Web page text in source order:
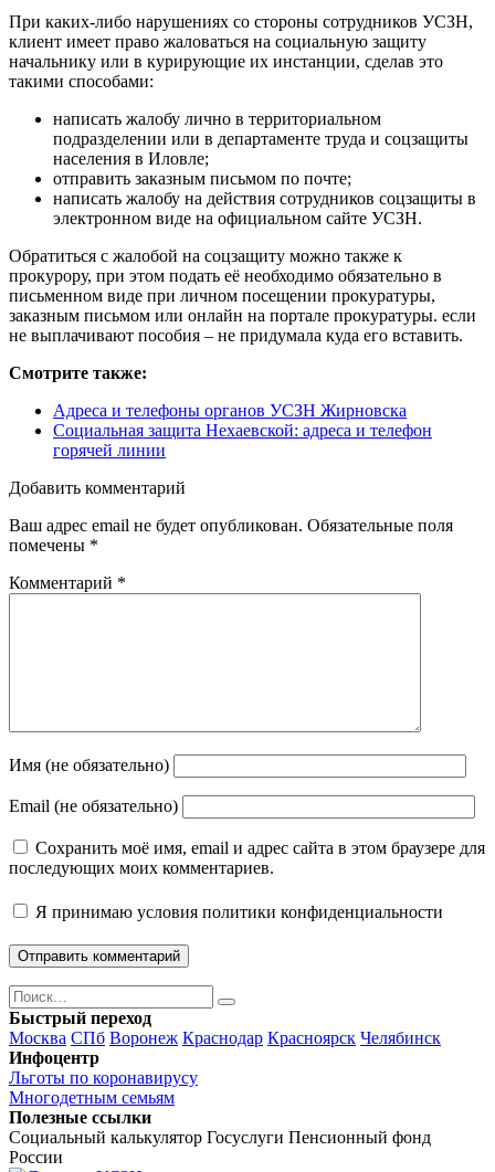
При каких-либо нарушениях со стороны сотрудников УСЗН,
клиент имеет право жаловаться на социальную защиту
начальнику или в курирующие их инстанции, сделав это
такими способами:
написать жалобу лично в территориальном
подразделении или в департаменте труда и соцзащиты
населения в Иловле;
отправить заказным письмом по почте;
написать жалобу на действия сотрудников соцзащиты в
электронном виде на официальном сайте УСЗН.
Обратиться с жалобой на соцзащиту можно также к
прокурору, при этом подать её необходимо обязательно в
письменном виде при личном посещении прокуратуры,
заказным письмом или онлайн на портале прокуратуры. если
не выплачивают пособия – не придумала куда его вставить.
Смотрите также:
Адреса и телефоны органов УСЗН Жирновска
Социальная защита Нехаевской: адреса и телефон
горячей линии
Добавить комментарий
Ваш адрес email не будет опубликован. Обязательные поля
помечены *
Комментарий *
Имя (не обязательно)
Email (не обязательно)
Сохранить моё имя, email и адрес сайта в этом браузере для
последующих моих комментариев.
Я принимаю условия политики конфиденциальности
Поиск
Найти
Быстрый переход
Москва СПб Воронеж Краснодар Красноярск Челябинск
Инфоцентр
Льготы по коронавирусу
Многодетным семьям
Полезные ссылки
Социальный калькулятор Госуслуги Пенсионный фонд
России